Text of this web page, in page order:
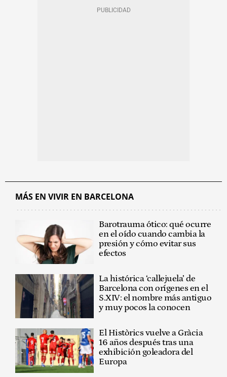
MÁS EN VIVIR EN BARCELONA
Barotrauma ótico: qué ocurre
en el oído cuando cambia la
presión y cómo evitar sus
efectos
La histórica ‘callejuela’ de
Barcelona con orígenes en el
S.XIV: el nombre más antiguo
y muy pocos la conocen
El Històrics vuelve a Gràcia
16 años después tras una
exhibición goleadora del
Europa